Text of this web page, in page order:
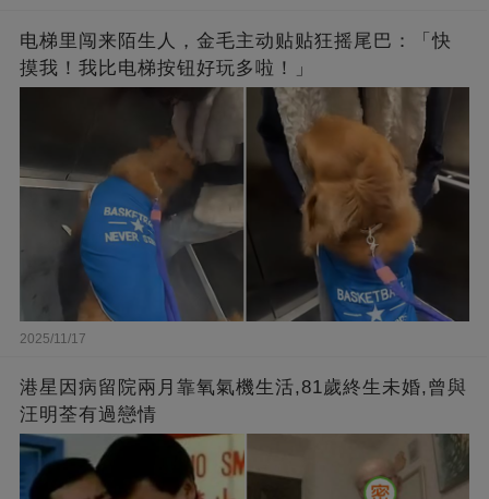
电梯里闯来陌生人，金毛主动贴贴狂摇尾巴：「快
摸我！我比电梯按钮好玩多啦！」
2025/11/17
港星因病留院兩月靠氧氣機生活,81歲終生未婚,曾與
汪明荃有過戀情